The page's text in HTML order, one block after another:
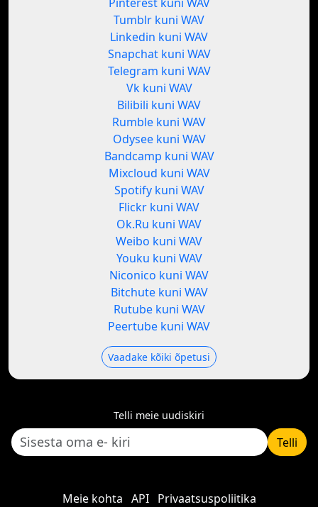
Tumblr kuni WAV
Linkedin kuni WAV
Snapchat kuni WAV
Telegram kuni WAV
Vk kuni WAV
Bilibili kuni WAV
Rumble kuni WAV
Odysee kuni WAV
Bandcamp kuni WAV
Mixcloud kuni WAV
Spotify kuni WAV
Flickr kuni WAV
Ok.Ru kuni WAV
Weibo kuni WAV
Youku kuni WAV
Niconico kuni WAV
Bitchute kuni WAV
Rutube kuni WAV
Peertube kuni WAV
Vaadake kõiki õpetusi
Telli meie uudiskiri
Telli
Meie kohta API Privaatsuspoliitika